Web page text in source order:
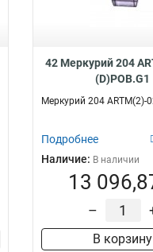
42 Меркурий 204
(D)POB.G1
Меркурий 204 ARTM(2)-
Подробнее
Наличие: В наличии
13
–
В корзину